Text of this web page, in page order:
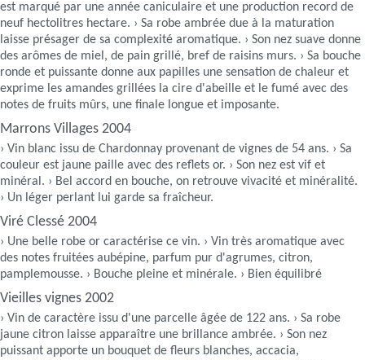
est marqué par une année caniculaire et une production record de
neuf hectolitres hectare. › Sa robe ambrée due à la maturation
laisse présager de sa complexité aromatique. › Son nez suave donne
des arômes de miel, de pain grillé, bref de raisins murs. › Sa bouche
ronde et puissante donne aux papilles une sensation de chaleur et
exprime les amandes grillées la cire d'abeille et le fumé avec des
notes de fruits mûrs, une finale longue et imposante.
Marrons Villages 2004
› Vin blanc issu de Chardonnay provenant de vignes de 54 ans. › Sa
couleur est jaune paille avec des reflets or. › Son nez est vif et
minéral. › Bel accord en bouche, on retrouve vivacité et minéralité.
› Un léger perlant lui garde sa fraîcheur.
Viré Clessé 2004
› Une belle robe or caractérise ce vin. › Vin très aromatique avec
des notes fruitées aubépine, parfum pur d'agrumes, citron,
pamplemousse. › Bouche pleine et minérale. › Bien équilibré
Vieilles vignes 2002
› Vin de caractère issu d'une parcelle âgée de 122 ans. › Sa robe
jaune citron laisse apparaître une brillance ambrée. › Son nez
puissant apporte un bouquet de fleurs blanches, accacia,